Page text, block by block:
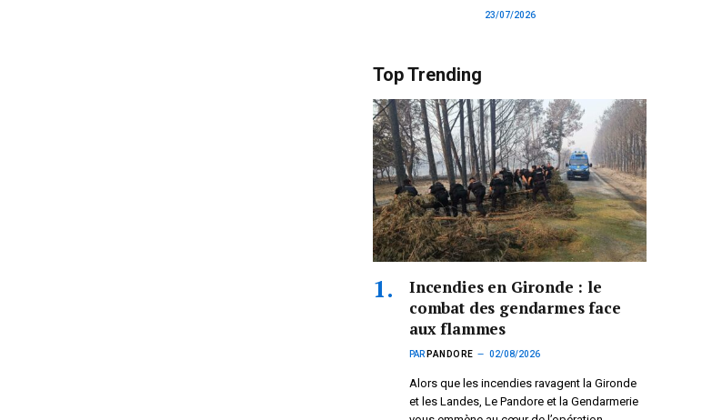
23/07/2026
Top Trending
Incendies en Gironde : le
combat des gendarmes face
aux flammes
PAR PANDORE 02/08/2026
Alors que les incendies ravagent la Gironde
et les Landes, Le Pandore et la Gendarmerie